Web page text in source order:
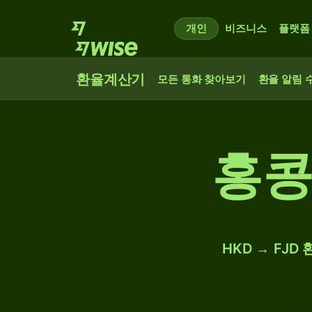
개인 비즈니스 플랫폼
환율계산기 모든 통화 찾아보기 환율 알림
홍
HKD → FJD